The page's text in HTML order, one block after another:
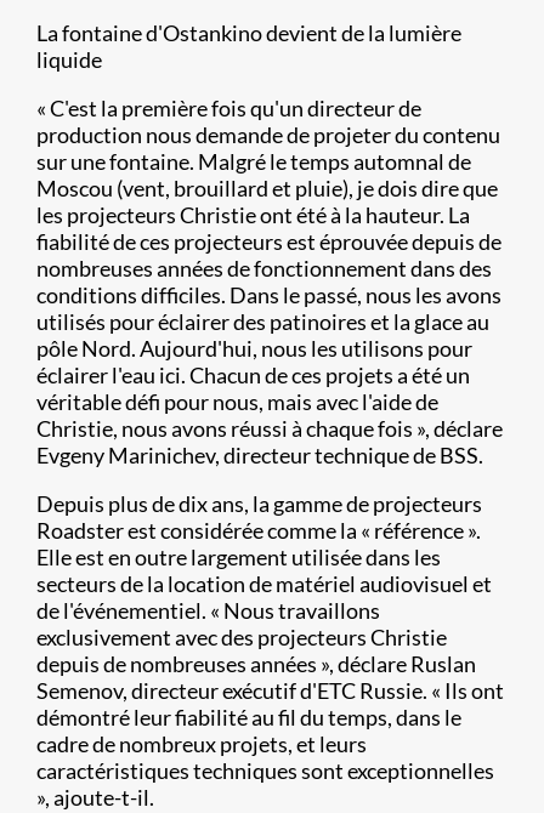
La fontaine d'Ostankino devient de la lumière
liquide
« C'est la première fois qu'un directeur de
production nous demande de projeter du contenu
sur une fontaine. Malgré le temps automnal de
Moscou (vent, brouillard et pluie), je dois dire que
les projecteurs Christie ont été à la hauteur. La
fiabilité de ces projecteurs est éprouvée depuis de
nombreuses années de fonctionnement dans des
conditions difficiles. Dans le passé, nous les avons
utilisés pour éclairer des patinoires et la glace au
pôle Nord. Aujourd'hui, nous les utilisons pour
éclairer l'eau ici. Chacun de ces projets a été un
véritable défi pour nous, mais avec l'aide de
Christie, nous avons réussi à chaque fois », déclare
Evgeny Marinichev, directeur technique de BSS.
Depuis plus de dix ans, la gamme de projecteurs
Roadster est considérée comme la « référence ».
Elle est en outre largement utilisée dans les
secteurs de la location de matériel audiovisuel et
de l'événementiel. « Nous travaillons
exclusivement avec des projecteurs Christie
depuis de nombreuses années », déclare Ruslan
Semenov, directeur exécutif d'ETC Russie. « Ils ont
démontré leur fiabilité au fil du temps, dans le
cadre de nombreux projets, et leurs
caractéristiques techniques sont exceptionnelles
», ajoute-t-il.